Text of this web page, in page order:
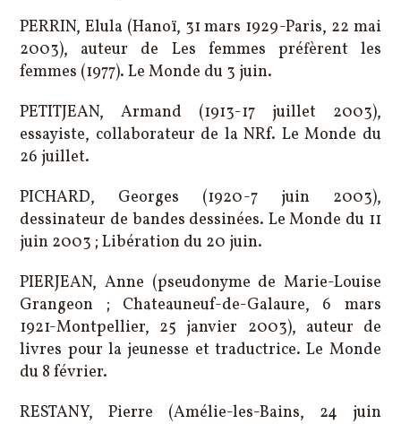
PERRIN, Elula (Hanoï, 31 mars 1929-Paris, 22 mai
2003), auteur de Les femmes préfèrent les
femmes (1977). Le Monde du 3 juin.
PETITJEAN, Armand (1913-17 juillet 2003),
essayiste, collaborateur de la NRf. Le Monde du
26 juillet.
PICHARD, Georges (1920-7 juin 2003),
dessinateur de bandes dessinées. Le Monde du 11
juin 2003 ; Libération du 20 juin.
PIERJEAN, Anne (pseudonyme de Marie-Louise
Grangeon ; Chateauneuf-de-Galaure, 6 mars
1921-Montpellier, 25 janvier 2003), auteur de
livres pour la jeunesse et traductrice. Le Monde
du 8 février.
RESTANY, Pierre (Amélie-les-Bains, 24 juin